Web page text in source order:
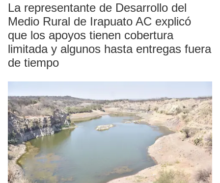
La representante de Desarrollo del
Medio Rural de Irapuato AC explicó
que los apoyos tienen cobertura
limitada y algunos hasta entregas fuera
de tiempo